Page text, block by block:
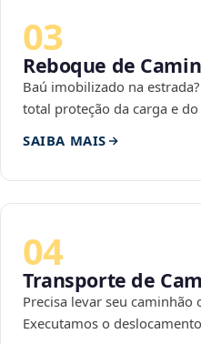
03
Reboque de
Baú imobilizado na
total proteção da carga e
SAIBA MAIS
04
Transporte de
Precisa levar seu
Executamos o